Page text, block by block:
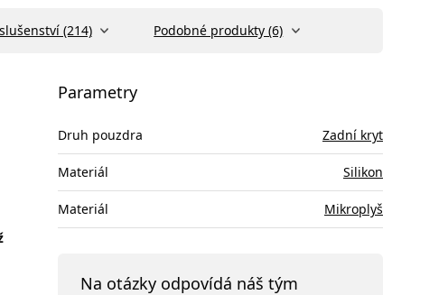
(214) Podobné produkty (6)
Parametry
Druh pouzdra Zadní kryt
Materiál Silikon
Materiál Mikroplyš
Na otázky odpovídá náš tým